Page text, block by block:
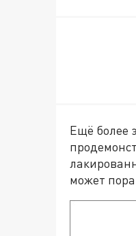
Ещё более
может